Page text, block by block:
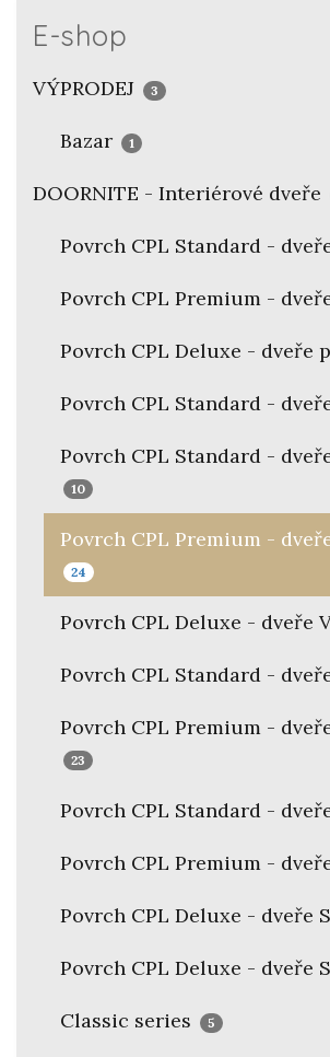
E-shop
VÝPRODEJ 3
Bazar 1
DOORNITE - Interiérové dveře
Povrch CPL Standard -
Povrch CPL Premium -
Povrch CPL Deluxe - dveře
Povrch CPL Standard -
Povrch CPL Standard -
10
Povrch CPL Premium -
24
Povrch CPL Deluxe - dveře
Povrch CPL Standard -
Povrch CPL Premium -
23
Povrch CPL Standard -
Povrch CPL Premium -
Povrch CPL Deluxe - dveře
Povrch CPL Deluxe - dveře
Classic series 5